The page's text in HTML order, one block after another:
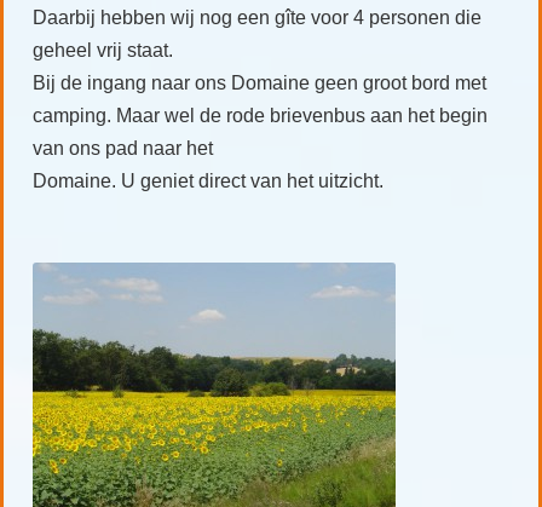
Daarbij hebben wij nog een gîte voor 4 personen die
geheel vrij staat.
Bij de ingang naar ons Domaine geen groot bord met
camping. Maar wel de rode brievenbus aan het begin
van ons pad naar het
Domaine. U geniet direct van het uitzicht.